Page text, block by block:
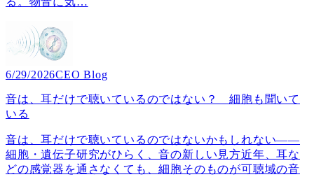
6/29/2026CEO Blog
音は、耳だけで聴いているのではない？ 細胞も聞いて
いる
音は、耳だけで聴いているのではないかもしれない――
細胞・遺伝子研究がひらく、音の新しい見方近年、耳な
どの感覚器を通さなくても、細胞そのものが可聴域の音